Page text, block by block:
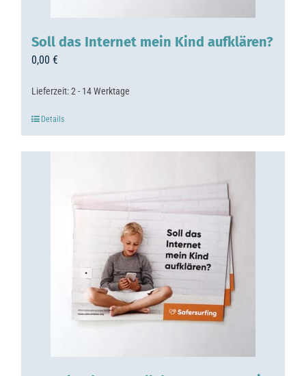
Soll das Internet mein Kind aufklären?
0,00 €
Lieferzeit:2 - 14 Werktage
Details